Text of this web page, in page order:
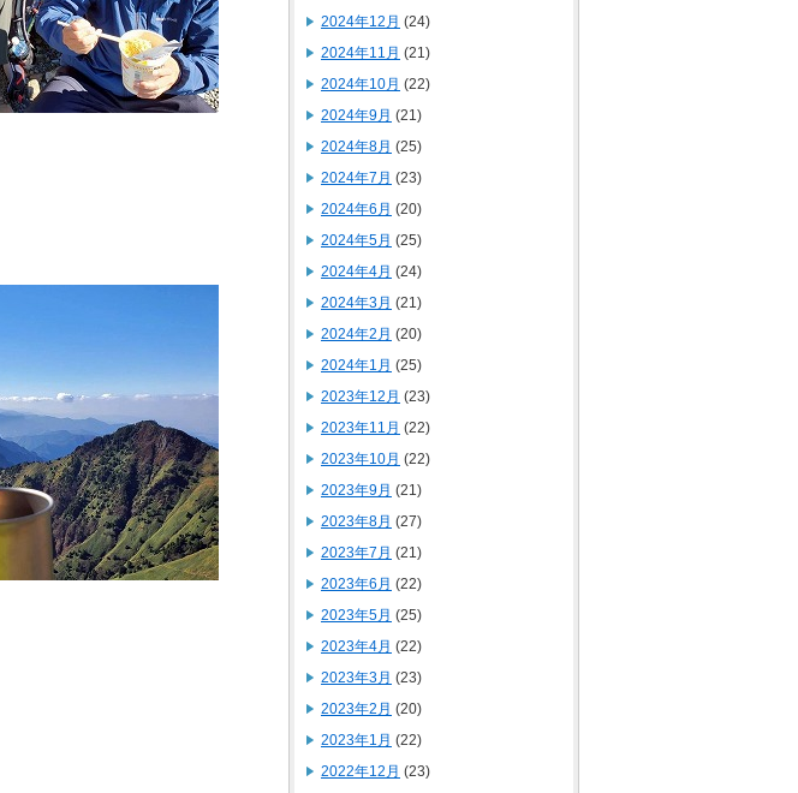
2024年12月 (24)
2024年11月 (21)
2024年10月 (22)
2024年9月 (21)
2024年8月 (25)
2024年7月 (23)
2024年6月 (20)
2024年5月 (25)
2024年4月 (24)
2024年3月 (21)
2024年2月 (20)
2024年1月 (25)
2023年12月 (23)
2023年11月 (22)
2023年10月 (22)
2023年9月 (21)
2023年8月 (27)
2023年7月 (21)
2023年6月 (22)
2023年5月 (25)
2023年4月 (22)
2023年3月 (23)
2023年2月 (20)
2023年1月 (22)
2022年12月 (23)